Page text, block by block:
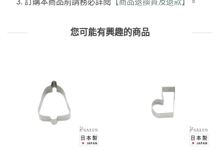
訂購本商品前請務必詳閱
【商品退換貨及退款】 。
您可能有興趣的商品